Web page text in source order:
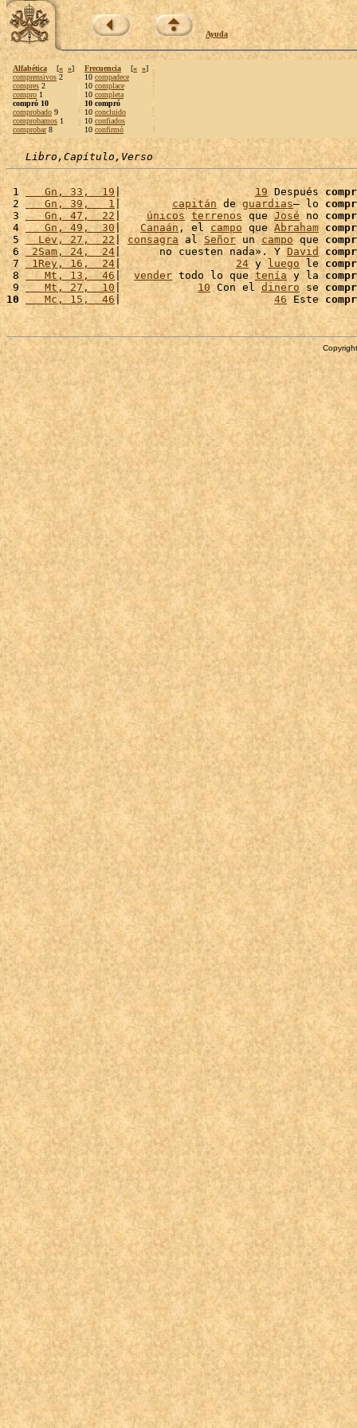
Ayuda
Alfabética [« »]
comprensivos 2
compres 2
compro 1
compró 10
comprobado 9
comprobamos 1
comprobar8
Frecuencia [« »]
10 compadece
10 complace
10 completa
10 compró
10 concluido
10 confiados
10 confirmó
Libro,Capítulo,Verso
1
   Gn, 33,  19
| 19 Después
2
   Gn, 39,   1
| capitán de guardias– lo
3
   Gn, 47,  22
| únicos terrenos que José no
4
   Gn, 49,  30
| Canaán, el campo que Abraham
5
  Lev, 27,  22
| consagra al Señor un campo que
6
2Sam, 24,  24 |      no cuesten nada». Y David
7 1Rey, 16,  24 | 24 y luego le
8
   Mt, 13,  46
| vender todo lo que tenía y la
9
   Mt, 27,  10
| 10 Con el dinero se
10
   Mc, 15,  46
| 46 Este